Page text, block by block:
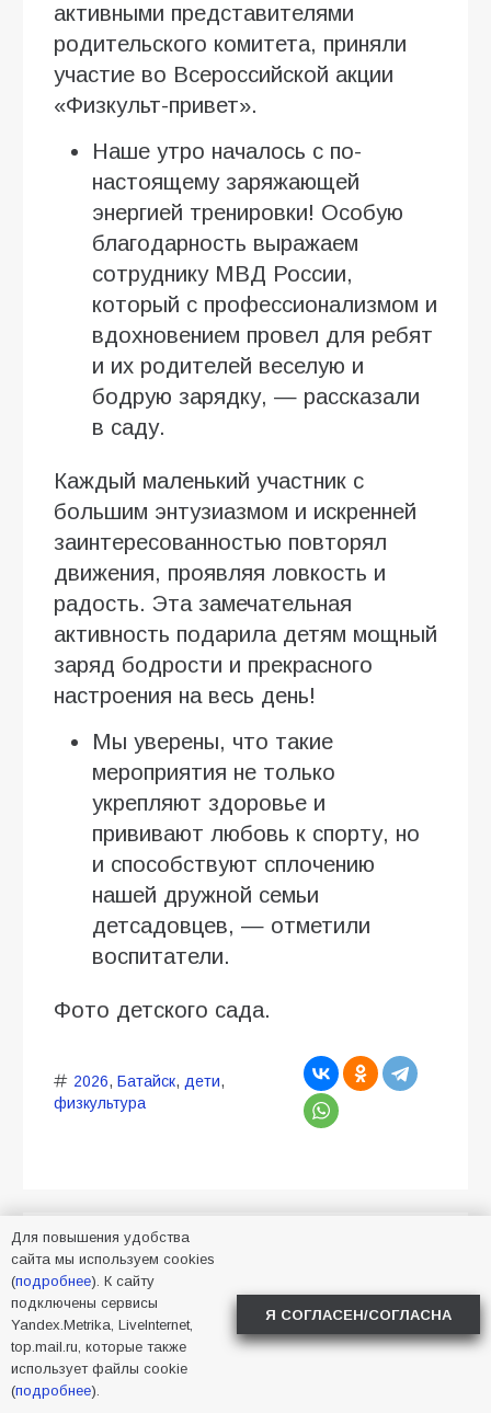
активными представителями
родительского комитета, приняли
участие во Всероссийской акции
«Физкульт-привет».
Наше утро началось с по-
настоящему заряжающей
энергией тренировки! Особую
благодарность выражаем
сотруднику МВД России,
который с профессионализмом и
вдохновением провел для ребят
и их родителей веселую и
бодрую зарядку, — рассказали
в саду.
Каждый маленький участник с
большим энтузиазмом и искренней
заинтересованностью повторял
движения, проявляя ловкость и
радость. Эта замечательная
активность подарила детям мощный
заряд бодрости и прекрасного
настроения на весь день!
Мы уверены, что такие
мероприятия не только
укрепляют здоровье и
прививают любовь к спорту, но
и способствуют сплочению
нашей дружной семьи
детсадовцев, — отметили
воспитатели.
Фото детского сада.
2026, Батайск, дети,
физкультура
В детском саду № 35
дети освоили
строительные профессии
в ходе спортивного
праздника
Для повышения удобства
сайта мы используем cookies
(подробнее). К сайту
подключены сервисы
Yandex.Metrika, LiveInternet,
top.mail.ru, которые также
использует файлы cookie
(подробнее).
Я СОГЛАСЕН/СОГЛАСНА